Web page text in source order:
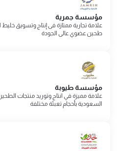
مؤسسة جمرية
علامة تجارية ممتازة فى إنتاج وتسويق خليط
طحين عضوي عالى الجودة
مؤسسة طيوبة
علامة مميزة في انتاج وتوريد منتجات
السعودية بأحجام تعبئة مختلفة